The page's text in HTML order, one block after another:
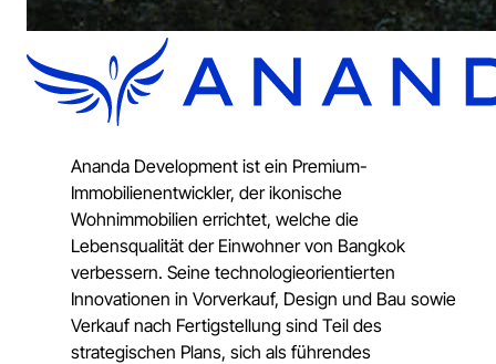
Ananda Development ist ein Premium-
Immobilienentwickler, der ikonische
Wohnimmobilien errichtet, welche die
Lebensqualität der Einwohner von Bangkok
verbessern. Seine technologieorientierten
Innovationen in Vorverkauf, Design und Bau sowie
Verkauf nach Fertigstellung sind Teil des
strategischen Plans, sich als führendes